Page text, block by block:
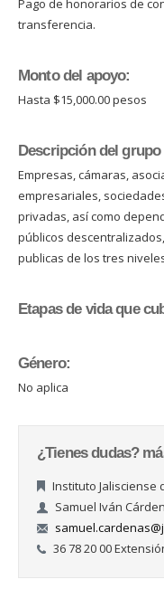
transferencia.
Monto del apoyo:
Hasta $15,000.00 pesos
Descripción del grupo
Empresas, cámaras,
empresariales,
privadas, así como
públicos
publicas de los tres
Etapas de vida que
Género:
No aplica
¿Tienes dudas?
Instituto Jalisciense
Samuel Iván
36 78 20 00